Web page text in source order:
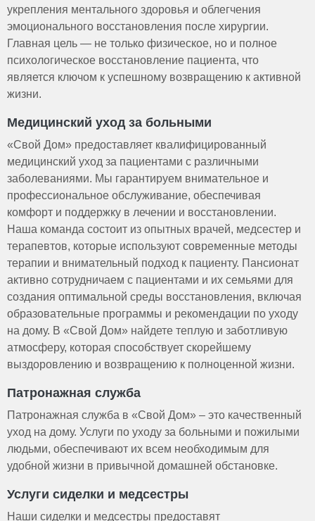
укрепления ментального здоровья и облегчения
эмоционального восстановления после хирургии.
Главная цель — не только физическое, но и полное
психологическое восстановление пациента, что
является ключом к успешному возвращению к активной
жизни.
Медицинский уход за больными
«Свой Дом» предоставляет квалифицированный
медицинский уход за пациентами с различными
заболеваниями. Мы гарантируем внимательное и
профессиональное обслуживание, обеспечивая
комфорт и поддержку в лечении и восстановлении.
Наша команда состоит из опытных врачей, медсестер и
терапевтов, которые используют современные методы
терапии и внимательный подход к пациенту. Пансионат
активно сотрудничаем с пациентами и их семьями для
создания оптимальной среды восстановления, включая
образовательные программы и рекомендации по уходу
на дому. В «Свой Дом» найдете теплую и заботливую
атмосферу, которая способствует скорейшему
выздоровлению и возвращению к полноценной жизни.
Патронажная служба
Патронажная служба в «Свой Дом» – это качественный
уход на дому. Услуги по уходу за больными и пожилыми
людьми, обеспечивают их всем необходимым для
удобной жизни в привычной домашней обстановке.
Услуги сиделки и медсестры
Наши сиделки и медсестры предоставят